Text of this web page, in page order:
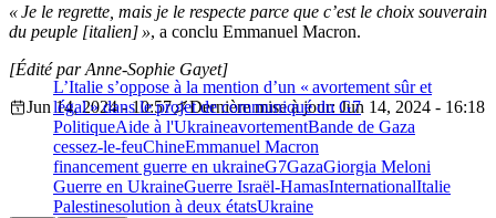
« Je le regrette, mais je le respecte parce que c’est le choix souverain
du peuple [italien] », a conclu Emmanuel Macron.
L’Italie s’oppose à la mention d’un « avortement sûr et
légal » dans le projet de communiqué du G7
[Édité par Anne-Sophie Gayet]
Jun 14, 2024 - 10:57
Dernière mise à jour: Jun 14, 2024 - 16:18
PolitiqueAide à l'UkraineavortementBande de Gaza
cessez-le-feuChineEmmanuel Macron
financement guerre en ukraineG7GazaGiorgia Meloni
Guerre en UkraineGuerre Israël-HamasInternationalItalie
Palestinesolution à deux étatsUkraine